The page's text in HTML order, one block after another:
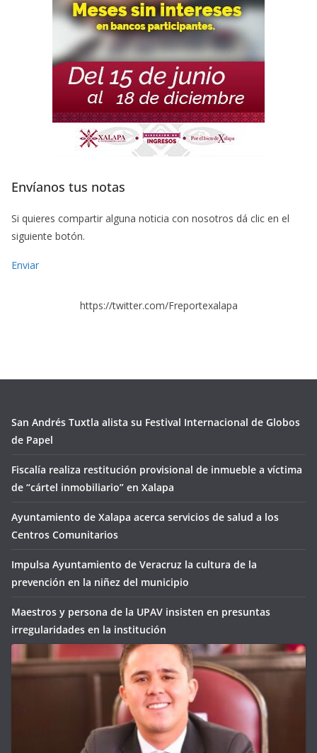
Envíanos tus notas
Si quieres compartir alguna noticia con nosotros dá clic en el
siguiente botón.
Enviar
https://twitter.com/Freportexalapa
San Andrés Tuxtla alista su Festival Internacional de Globos
de Papel
Fiscalía realiza restitución provisional de inmueble a víctima
de “cártel inmobiliario” en Xalapa
Ayuntamiento de Xalapa acerca servicios de salud a los
Centros Comunitarios
Impulsa Ayuntamiento de Veracruz la cultura de la
prevención en la niñez del municipio
Maestros y persona de la UPAV insisten en presuntas
irregularidades en la institución